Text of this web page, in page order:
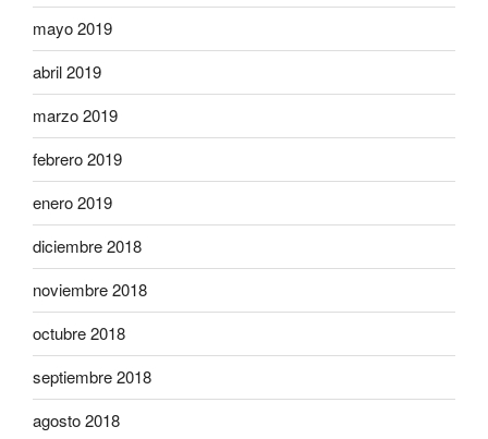
mayo 2019
abril 2019
marzo 2019
febrero 2019
enero 2019
diciembre 2018
noviembre 2018
octubre 2018
septiembre 2018
agosto 2018